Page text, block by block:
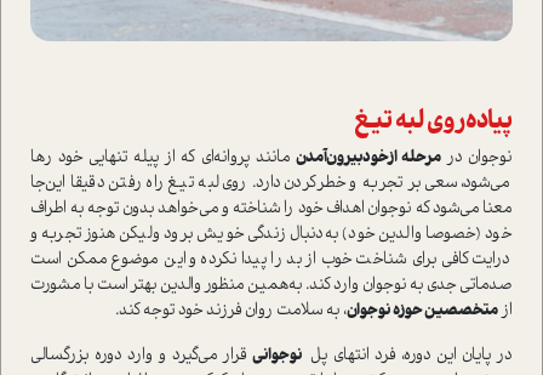
پیاده‌روی لبه‌ تیغ
نوجوان درمرحله‌ ازخودبیرون‌آمدن مانند پروانه‌ای که از پیله‌ تنهایی خود رها
می‌شود، سعی بر تجربه و خطر‌کردن دارد. روی لبه‌ تیغ راه رفتن دقیقا این‌جا
معنا می‌شود که نوجوان اهداف خود را شناخته و می‌خواهد بدون توجه به اطراف
خود (خصوصا والدین خود) به‌دنبال زندگی خویش برود ولیکن هنوز تجربه و
درایت کافی برای شناخت خوب از بد را پیدا نکرده و این موضوع ممکن ا‌ست
صدماتی جدی به نوجوان وارد کند. به‌همین منظور والدین بهتر ا‌ست با مشورت
ازمتخصصین حوزه نوجوان، به سلامت روان فرزند خود توجه کند.
در پایان این دوره، فرد انتهای پل نوجوانیقرار می‌گیرد و وارد دوره‌ بزرگسالی